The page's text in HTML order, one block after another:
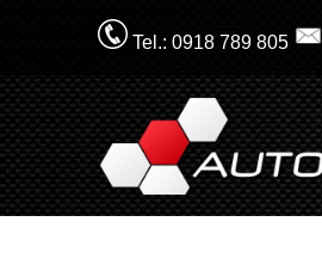
na
obsah
Tel.: 0918 789 805